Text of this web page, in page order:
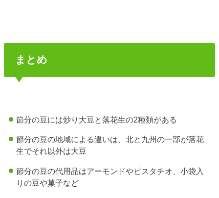
まとめ
節分の豆には炒り大豆と落花生の2種類がある
節分の豆の地域による違いは、北と九州の一部が落花
生でそれ以外は大豆
節分の豆の代用品はアーモンドやピスタチオ、小袋入
りの豆や菓子など